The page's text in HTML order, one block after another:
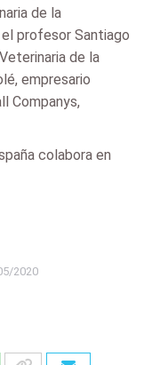
de la
profesor Santiago
de la
empresario
Companys,
colabora en
2020